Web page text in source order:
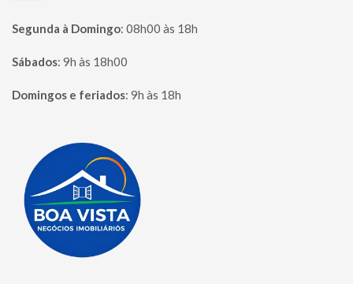
Segunda à Domingo: 08h00 às 18h
Sábados: 9h às 18h00
Domingos e feriados: 9h às 18h
Página inicial